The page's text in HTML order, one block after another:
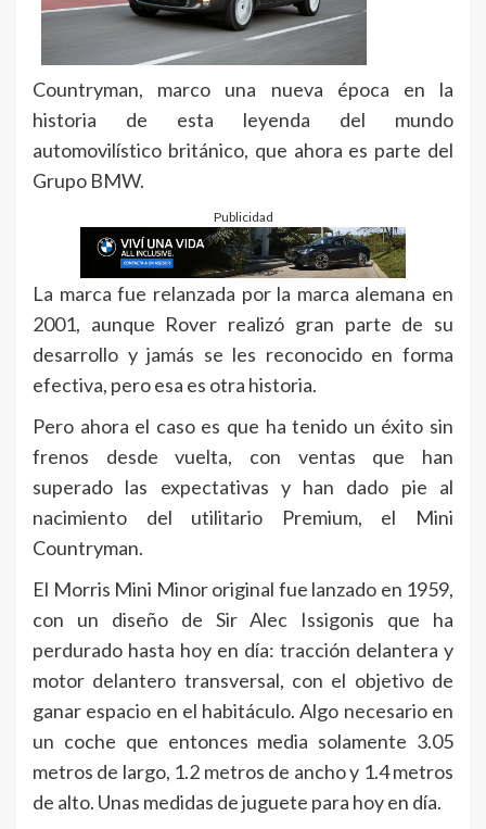
Countryman, marco una nueva época en la
historia de esta leyenda del mundo
automovilístico británico, que ahora es parte del
Grupo BMW.
Publicidad
La marca fue relanzada por la marca alemana en
2001, aunque Rover realizó gran parte de su
desarrollo y jamás se les reconocido en forma
efectiva, pero esa es otra historia.
Pero ahora el caso es que ha tenido un éxito sin
frenos desde vuelta, con ventas que han
superado las expectativas y han dado pie al
nacimiento del utilitario Premium, el Mini
Countryman.
El Morris Mini Minor original fue lanzado en 1959,
con un diseño de Sir Alec Issigonis que ha
perdurado hasta hoy en día: tracción delantera y
motor delantero transversal, con el objetivo de
ganar espacio en el habitáculo. Algo necesario en
un coche que entonces media solamente 3.05
metros de largo, 1.2 metros de ancho y 1.4 metros
de alto. Unas medidas de juguete para hoy en día.